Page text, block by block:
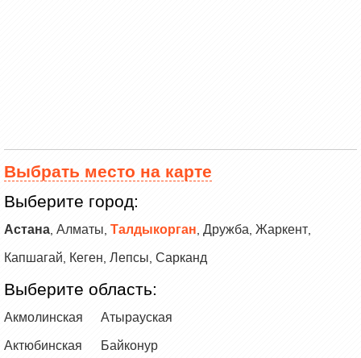
Выбрать место на карте
Выберите город:
Астана Алматы Талдыкорган Дружба Жаркент
Капшагай Кеген Лепсы Сарканд
Выберите область:
Акмолинская
Актюбинская
Атырауская
Байконур